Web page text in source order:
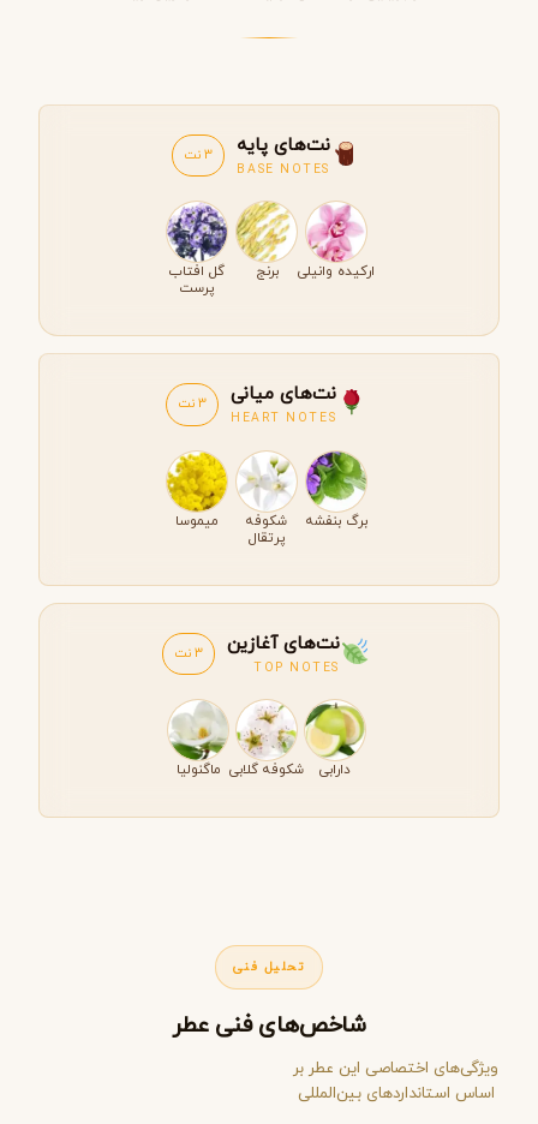
نت‌های پایه
BASE NOTES
3 نت
ارکیده وانیلی برنج
گل افتاب
پرست
نت‌های میانی
HEART NOTES
3 نت
برگ بنفشه
شکوفه
پرتقال
میموسا
نت‌های آغازین
TOP NOTES
3 نت
دارابی شکوفه گلابی ماگنولیا
تحلیل فنی
شاخص‌های فنی عطر
ویژگی‌های اختصاصی این عطر بر
اساس استانداردهای بین‌المللی